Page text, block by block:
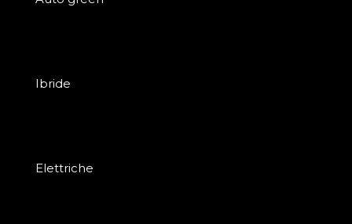
Ibride
Elettriche